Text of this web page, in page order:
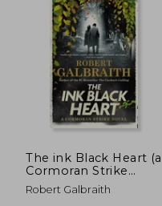
The ink Black Heart (a
Cormoran Strike
Novel, 6) (en Inglés)
Robert Galbraith